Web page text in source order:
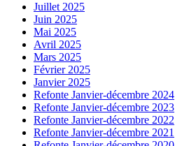
Juillet 2025
Juin 2025
Mai 2025
Avril 2025
Mars 2025
Février 2025
Janvier 2025
Refonte Janvier-décembre 2024
Refonte Janvier-décembre 2023
Refonte Janvier-décembre 2022
Refonte Janvier-décembre 2021